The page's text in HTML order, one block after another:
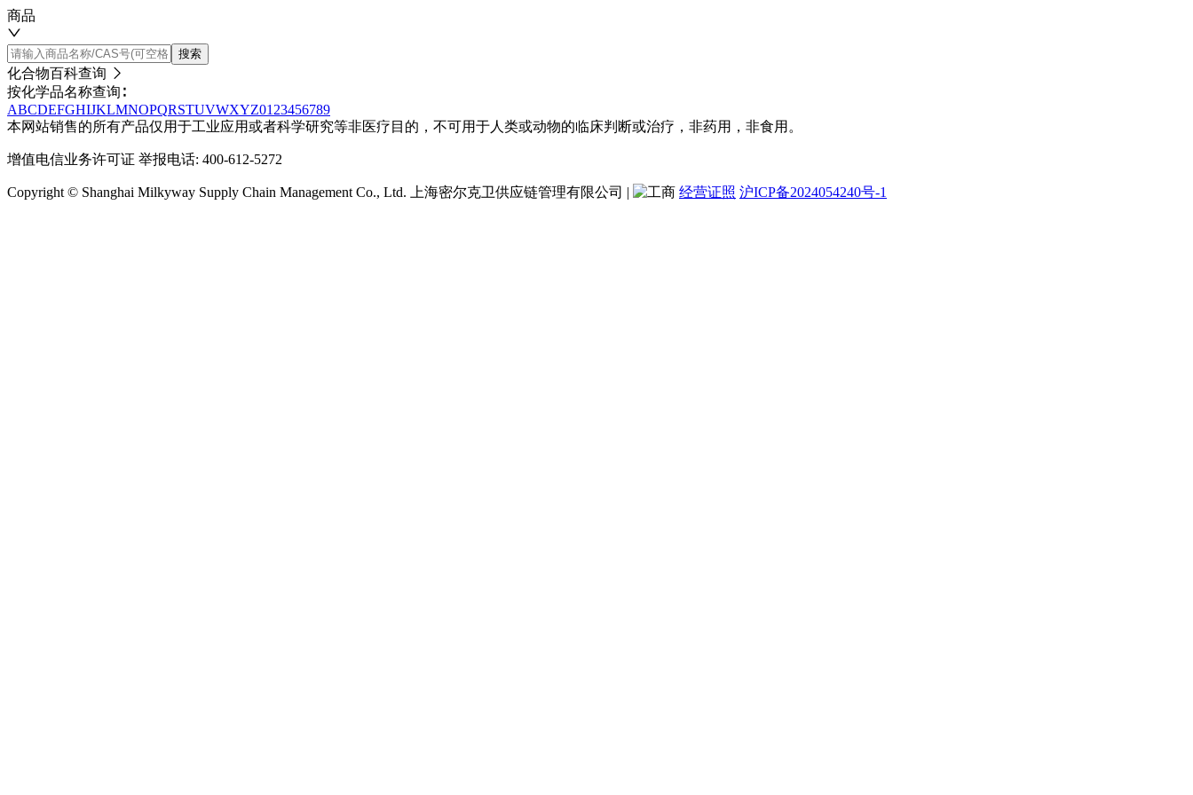
商品
搜索
化合物百科查询
按化学品名称查询∶
ABCDEFGHIJKLMNOPQRSTUVWXYZ01 23456789
本网站销售的所有产品仅用于工业应用或者科学研究等非医疗目的，不可用于人类或动物的临床判断或治疗，非药用，非食用。
增值电信业务许可证 举报电话: 400-612-5272
Copyright © Shanghai Milkyway Supply Chain Management Co., Ltd. 上海密尔克卫供应链管理有限公司 | 经营证照 沪ICP备2024054240号-1